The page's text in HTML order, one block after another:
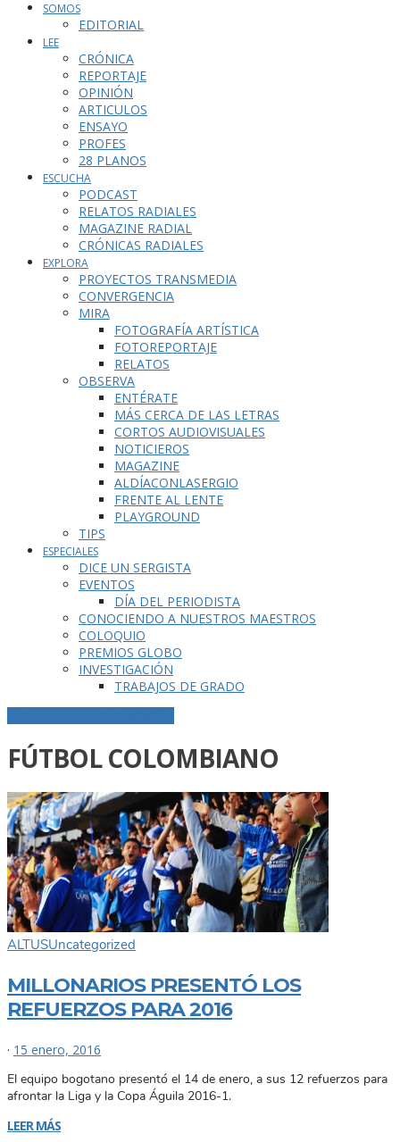
SOMOS
EDITORIAL
LEE
CRÓNICA
REPORTAJE
OPINIÓN
ARTICULOS
ENSAYO
PROFES
28 PLANOS
ESCUCHA
PODCAST
RELATOS RADIALES
MAGAZINE RADIAL
CRÓNICAS RADIALES
EXPLORA
PROYECTOS TRANSMEDIA
CONVERGENCIA
MIRA
FOTOGRAFÍA ARTÍSTICA
FOTOREPORTAJE
RELATOS
OBSERVA
ENTÉRATE
MÁS CERCA DE LAS LETRAS
CORTOS AUDIOVISUALES
NOTICIEROS
MAGAZINE
ALDÍACONLASERGIO
FRENTE AL LENTE
PLAYGROUND
TIPS
ESPECIALES
DICE UN SERGISTA
EVENTOS
DÍA DEL PERIODISTA
CONOCIENDO A NUESTROS MAESTROS
COLOQUIO
PREMIOS GLOBO
INVESTIGACIÓN
TRABAJOS DE GRADO
FÚTBOL COLOMBIANO
ALTUSUncategorized
MILLONARIOS PRESENTÓ LOS
REFUERZOS PARA 2016
· 15 enero, 2016
El equipo bogotano presentó el 14 de enero, a sus 12 refuerzos para
afrontar la Liga y la Copa Águila 2016-1.
LEER MÁS